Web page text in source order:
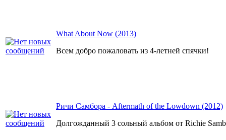
What About Now (2013)
Всем добро пожаловать из 4-летней спячки!
Ричи Самбора - Aftermath of the Lowdown (2012)
Долгожданный 3 сольный альбом от Richie